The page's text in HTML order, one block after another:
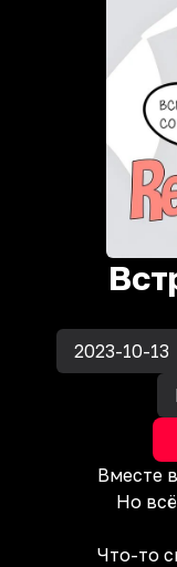
2023-10-13
Вместе
Но
Что-то